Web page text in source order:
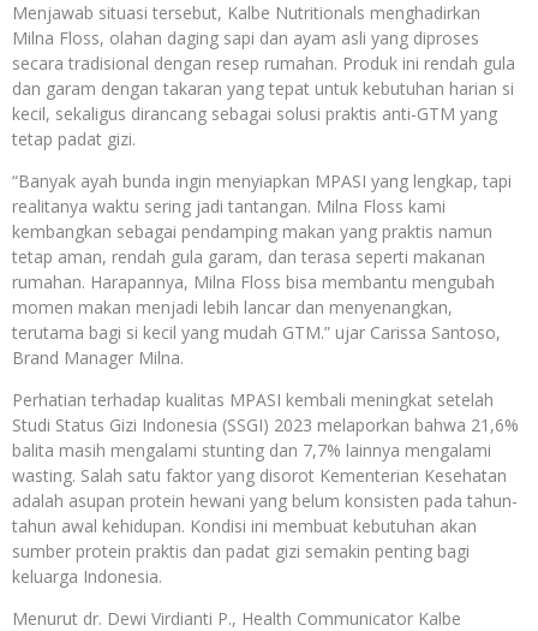
Menjawab situasi tersebut, Kalbe Nutritionals menghadirkan
Milna Floss, olahan daging sapi dan ayam asli yang diproses
secara tradisional dengan resep rumahan. Produk ini rendah gula
dan garam dengan takaran yang tepat untuk kebutuhan harian si
kecil, sekaligus dirancang sebagai solusi praktis anti-GTM yang
tetap padat gizi.
“Banyak ayah bunda ingin menyiapkan MPASI yang lengkap, tapi
realitanya waktu sering jadi tantangan. Milna Floss kami
kembangkan sebagai pendamping makan yang praktis namun
tetap aman, rendah gula garam, dan terasa seperti makanan
rumahan. Harapannya, Milna Floss bisa membantu mengubah
momen makan menjadi lebih lancar dan menyenangkan,
terutama bagi si kecil yang mudah GTM.” ujar Carissa Santoso,
Brand Manager Milna.
Perhatian terhadap kualitas MPASI kembali meningkat setelah
Studi Status Gizi Indonesia (SSGI) 2023 melaporkan bahwa 21,6%
balita masih mengalami stunting dan 7,7% lainnya mengalami
wasting. Salah satu faktor yang disorot Kementerian Kesehatan
adalah asupan protein hewani yang belum konsisten pada tahun-
tahun awal kehidupan. Kondisi ini membuat kebutuhan akan
sumber protein praktis dan padat gizi semakin penting bagi
keluarga Indonesia.
Menurut dr. Dewi Virdianti P., Health Communicator Kalbe